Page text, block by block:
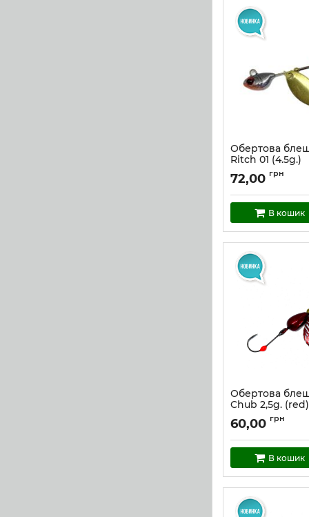
Обертова
Ritch 01 (4.5g.)
Артикул: Ritch_01_4.5
72,00 грн
В кошик
Обертова
Chub 2,5g. (red)
Артикул: cc_2,5_r
60,00 грн
В кошик